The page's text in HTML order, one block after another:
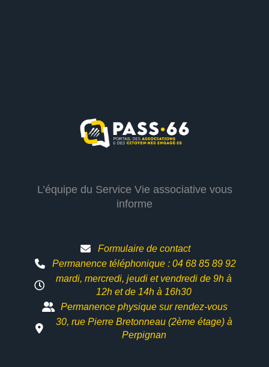
L’équipe du Service Vie associative vous
informe
Formulaire de contact
Permanence téléphonique : 04 68 85 89 92
mardi, mercredi, jeudi et vendredi de 9h à
12h etde 14h à 16h30
Permanence physique sur rendez-vous
30, rue Pierre Bretonneau (2ème étage) à
Perpignan